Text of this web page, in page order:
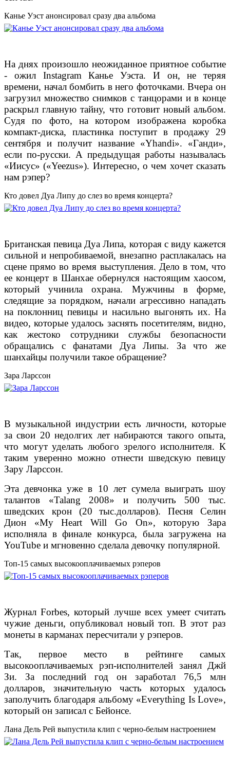
Канье Уэст анонсировал сразу два альбома
На днях произошло неожиданное приятное событие
- ожил Instagram Канье Уэста. И он, не теряя
времени, начал бомбить в него фоточками. Вчера он
загрузил множество снимков с танцорами и в конце
раскрыл главную тайну, что готовит новый альбом.
Судя по фото, на котором изображена коробка
компакт-диска, пластинка поступит в продажу 29
сентября и получит название «Yhandi». «Ганди»,
если по-русски. А предыдущая работы называлась
«Иисус» («Yeezus»). Интересно, о чем хочет сказать
нам рэпер?
Кто довел Дуа Липу до слез во время концерта?
Британская певица Дуа Липа, которая с виду кажется
сильной и непробиваемой, внезапно расплакалась на
сцене прямо во время выступления. Дело в том, что
ее концерт в Шанхае обернулся настоящим хаосом,
который учинила охрана. Мужчины в форме,
следящие за порядком, начали агрессивно нападать
на поклонниц певицы и насильно выгонять их. На
видео, которые удалось заснять посетителям, видно,
как жестоко сотрудники службы безопасности
обращались с фанатами Дуа Липы. За что же
шанхайцы получили такое обращение?
Зара Ларссон
В музыкальной индустрии есть личности, которые
за свои 20 недолгих лет набираются такого опыта,
что могут уделать любого зрелого исполнителя. К
таким уверенно можно отнести шведскую певицу
Зару Ларссон.
Эта девчонка уже в 10 лет сумела выиграть шоу
талантов «Talang 2008» и получить 500 тыс.
шведских крон (20 тыс.долларов). Песня Селин
Дион «My Heart Will Go On», которую Зара
исполняла в финале конкурса, была загружена на
YouTube и мгновенно сделала девочку популярной.
Топ-15 самых высокооплачиваемых рэперов
Журнал Forbes, который лучше всех умеет считать
чужие деньги, опубликовал новый топ. В этот раз
монеты в карманах пересчитали у рэперов.
Так, первое место в рейтинге самых
высокооплачиваемых рэп-исполнителей занял Джй
Зи. За последний год он заработал 76,5 млн
долларов, значительную часть которых удалось
заполучить благодаря альбому «Everything Is Love»,
который он записал с Бейонсе.
Лана Дель Рей выпустила клип с черно-белым настроением